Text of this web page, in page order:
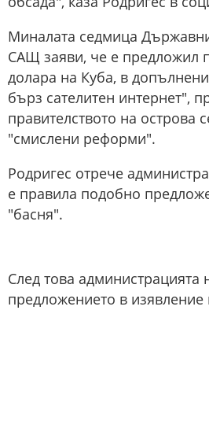
Миналата седмица
САЩ заяви, че е предложил
долара на Куба, в
бърз сателитен интернет",
правителството на острова
"смислени реформи".
Родригес отрече
е правила подобно
"басня".
След това
предложението в изявление